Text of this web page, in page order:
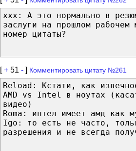
ххх: А это нормально в
заслуги на прошлом рабочем
номер цитаты?
[+ 51 - ] Комментировать цитату №261
Reload: Кстати, как
AMD vs Intel в ноутах
видео)
Roma: интел имеет амд как
Igo: то есть не часто,
разрешения и не всегда